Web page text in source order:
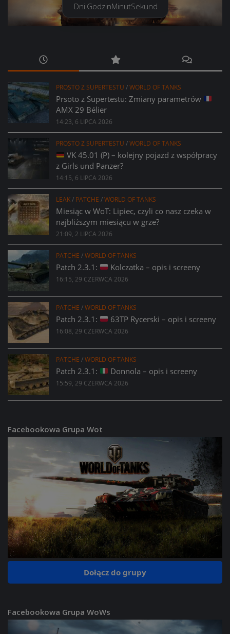
Dni GodzinMinutSekund
PROSTO Z SUPERTESTU /WORLD OF TANKS
Prsoto z Supertestu: Zmiany parametrów
AMX 29 Bélier
14:23, 6 LIPCA 2026
PROSTO Z SUPERTESTU /WORLD OF TANKS
VK 45.01 (P) – kolejny pojazd z współpracy
z Girls und Panzer?
14:15, 6 LIPCA 2026
LEAK/ PATCHE /WORLD OF TANKS
Miesiąc w WoT: Lipiec, czyli co nasz czeka w
najbliższym miesiącu w grze?
21:09, 2 LIPCA 2026
PATCHE /WORLD OF TANKS
Patch 2.3.1: Kolczatka – opis i screeny
16:15, 29 CZERWCA 2026
PATCHE /WORLD OF TANKS
Patch 2.3.1: 63TP Rycerski – opis i screeny
16:08, 29 CZERWCA 2026
PATCHE /WORLD OF TANKS
Patch 2.3.1: Donnola – opis i screeny
15:59, 29 CZERWCA 2026
Facebookowa Grupa Wot
Dołącz do grupy
Facebookowa Grupa WoWs